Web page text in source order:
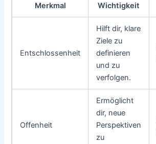
Merkmal Wichtigkeit
Entschlossenheit
Hilft dir, klare
Ziele zu
definieren
und zu
verfolgen.
Offenheit
Ermöglicht
dir, neue
Perspektiven
zu